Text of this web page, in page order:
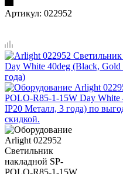
Артикул: 022952